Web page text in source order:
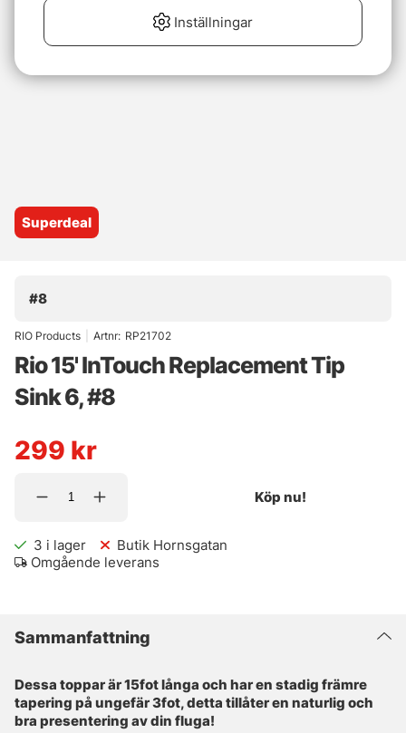
Superdeal
#8
RIO Products Artnr: RP21702
Rio 15' InTouch Replacement Tip
Sink 6, #8
299 kr
Köp nu!
3 i lager
Butik Hornsgatan
Omgående leverans
Sammanfattning
Dessa toppar är 15fot långa och har en stadig främre
tapering på ungefär 3fot, detta tillåter en naturlig och
bra presentering av din fluga!
Inställningar